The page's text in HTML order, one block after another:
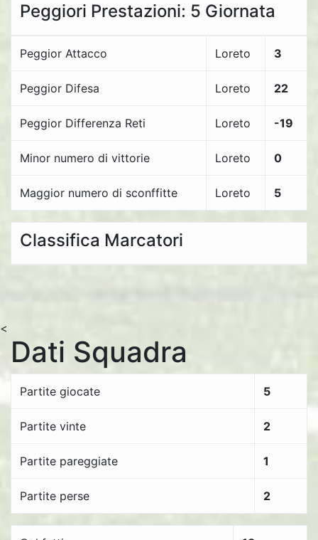
Peggiori Prestazioni: 5 Giornata
Peggior Attacco Loreto 3
Peggior Difesa Loreto 22
Peggior Differenza Reti Loreto -19
Minor numero di vittorie Loreto 0
Maggior numero di sconffitte Loreto 5
Classifica Marcatori
<
Dati Squadra
Partite giocate 5
Partite vinte 2
Partite pareggiate 1
Partite perse 2